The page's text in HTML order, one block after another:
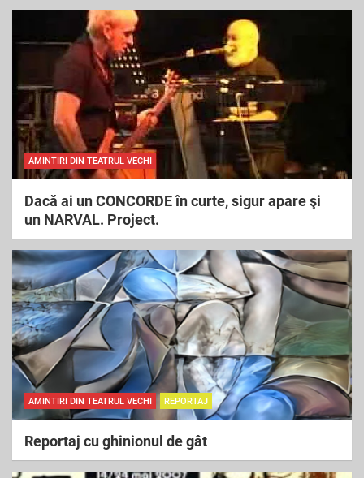
AMINTIRI DIN TEATRUL VECHI
Dacă ai un CONCORDE în curte, sigur apare şi
un NARVAL. Project.
AMINTIRI DIN TEATRUL VECHI REPORTAJ
Reportaj cu ghinionul de gât